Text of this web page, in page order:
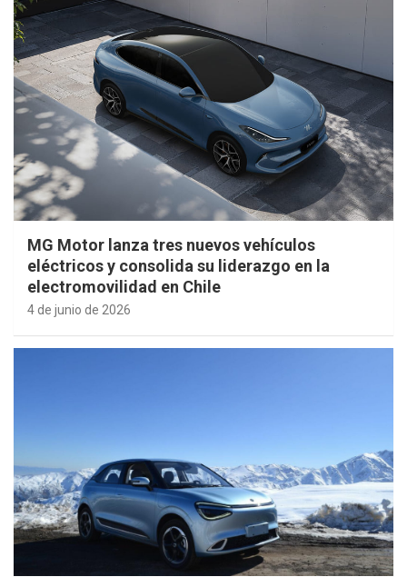
MG Motor lanza tres nuevos vehículos
eléctricos y consolida su liderazgo en la
electromovilidad en Chile
4 de junio de 2026